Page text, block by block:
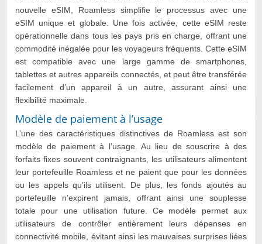
nouvelle eSIM, Roamless simplifie le processus avec une
eSIM unique et globale. Une fois activée, cette eSIM reste
opérationnelle dans tous les pays pris en charge, offrant une
commodité inégalée pour les voyageurs fréquents. Cette eSIM
est compatible avec une large gamme de smartphones,
tablettes et autres appareils connectés, et peut être transférée
facilement d’un appareil à un autre, assurant ainsi une
flexibilité maximale.
Modèle de paiement à l’usage
L’une des caractéristiques distinctives de Roamless est son
modèle de paiement à l’usage. Au lieu de souscrire à des
forfaits fixes souvent contraignants, les utilisateurs alimentent
leur portefeuille Roamless et ne paient que pour les données
ou les appels qu’ils utilisent. De plus, les fonds ajoutés au
portefeuille n’expirent jamais, offrant ainsi une souplesse
totale pour une utilisation future. Ce modèle permet aux
utilisateurs de contrôler entièrement leurs dépenses en
connectivité mobile, évitant ainsi les mauvaises surprises liées